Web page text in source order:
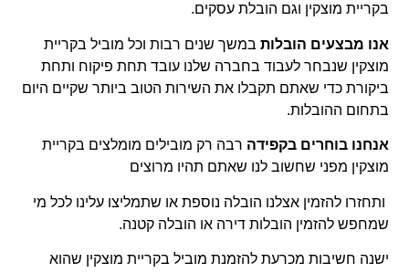
בקריית מוצקין וגם הובלת עסקים.
אנו מבצעים הובלות במשך שנים רבות וכל מוביל בקריית
מוצקין שנבחר לעבוד בחברה שלנו עובד תחת פיקוח ותחת
ביקורת כדי שאתם תקבלו את השירות הטוב ביותר שקיים היום
בתחום ההובלות.
אנחנו בוחרים בקפידה רבה רק מובילים מומלצים בקריית
מוצקין מפני שחשוב לנו שאתם תהיו מרוצים
ותחזרו להזמין אצלנו הובלה נוספת או שתמליצו עלינו לכל מי
שמחפש להזמין הובלות דירה או הובלה קטנה.
ישנה חשיבות מכרעת להזמנת מוביל בקריית מוצקין שהוא